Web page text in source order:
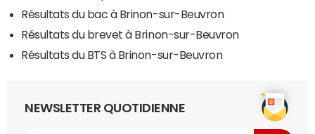
Résultats du bac à Brinon-sur-Beuvron
Résultats du brevet à Brinon-sur-Beuvron
Résultats du BTS à Brinon-sur-Beuvron
NEWSLETTER QUOTIDIENNE